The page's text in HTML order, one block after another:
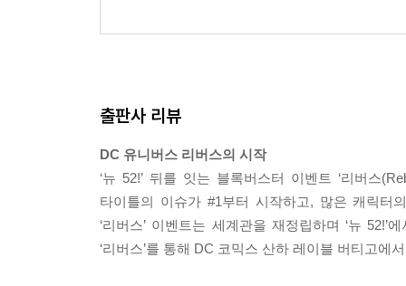
출판사 리뷰
DC 유니버스 리버스의 시작
‘뉴 52!’ 뒤를 잇는 블록버스터 이벤트 ‘리버스
타이틀의 이슈가 #1부터 시작하고, 많은 캐릭터
‘리버스’ 이벤트는 세계관을 재정립하며 ‘뉴
‘리버스’를 통해 DC 코믹스 산하 레이블 버티고